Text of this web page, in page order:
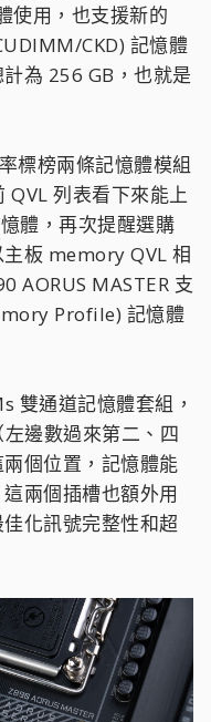
使用，也支援新的
CKD) 記憶體
為 256 GB，也就是
標榜兩條記憶體模組
列表看下來能上
體，再次提醒選購
板 memory QVL 相
AORUS MASTER 支
Profile) 記憶體
雙通道記憶體套組，
邊數過來第二、四
個位置，記憶體能
兩個插槽也額外用
化訊號完整性和超